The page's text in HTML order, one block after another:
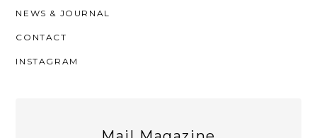
NEWS & JOURNAL
CONTACT
INSTAGRAM